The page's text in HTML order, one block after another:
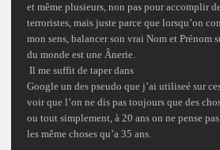
et même plusieurs, non pas pour accomplir
terroristes, mais juste parce que lorsqu’on
mon sens, balancer son vrai Nom et Prénom
du monde est une Ânerie.
Il me suffit de taper dans
Google un des pseudo que j’ai utiliseé sur
voir que l’on ne dis pas toujours que des
ou tout simplement, à 20 ans on ne pense
les même choses qu’a 35 ans.